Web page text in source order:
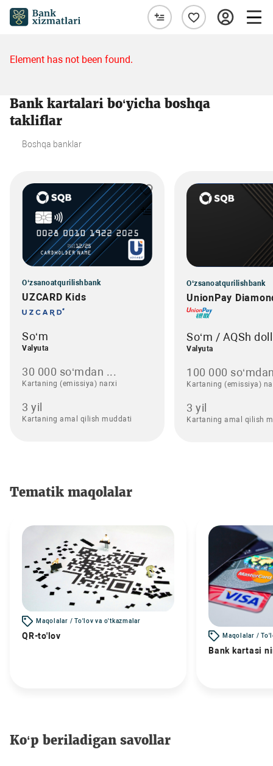
Element has not been found.
Bank kartalari bo‘yicha boshqa
takliflar
Boshqa banklar
O‘zsanoatqurilishbank
UZCARD Kids
So‘m
Valyuta
30 000 so‘mdan ...
Kartaning (emissiya) narxi
3 yil
Kartaning amal qilish muddati
O‘zsanoatqurilishbank
UnionPay
So‘m / AQSh
Valyuta
100 000
Kartaning (emissiya)
3 yil
Kartaning amal qilish
Tematik maqolalar
Maqolalar / To'lov va o'tkazmalar
QR-to'lov Maqolalar /
Bank kartasi
Ko‘p beriladigan savollar